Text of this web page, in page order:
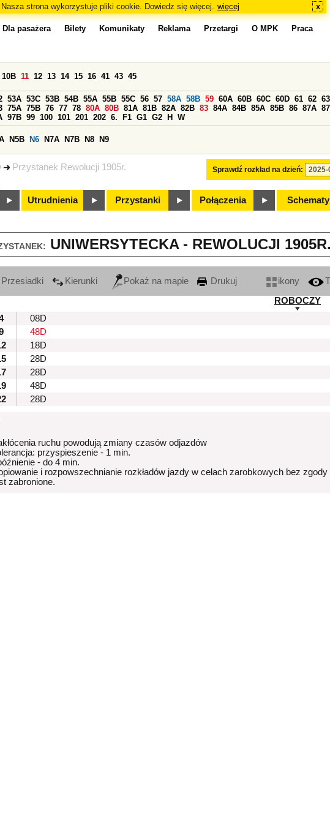
Nasza strona wykorzystuje pliki cookie. Dowiedz się więcej. więcej x
Przystanek Rewolucji 1905r.
Dla pasażera Bilety Komunikaty Reklama Przetargi O MPK Praca
Sprawdź rozkład na dzień:
10B 11 12 13 14 15 16 41 43 45
53A 53C 53B 54B 55A 55B 55C 56 57 58A 58B 59 60A 60B 60C 60D 61 62 63
75A 75B 76 77 78 80A 80B 81A 81B 82A 82B 83 84A 84B 85A 85B 86 87A
97B 99 100 101 201 202 6. F1 G1 G2 H W
N5B N6 N7A N7B N8 N9
Utrudnienia Przystanki Połączenia Schematy
UNIWERSYTECKA - REWOLUCJI
Przesiadki Kierunki Pokaż na mapie Drukuj ikony
ROBOCZY
08D
48D
18D
28D
28D
48D
28D
ruchu powodują zmiany czasów odjazdów
przyspieszenie - 1 min.
- do 4 min.
i rozpowszechnianie rozkładów jazdy w celach zarobkowych bez zgody
zabronione.